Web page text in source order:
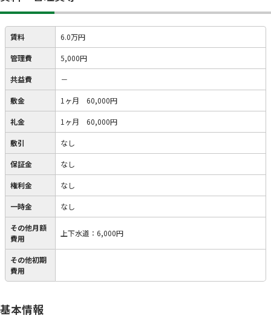
賃料 6.0万円
管理費 5,000円
共益費 －
敷金 1ヶ月 60,000円
礼金 1ヶ月 60,000円
敷引 なし
保証金 なし
権利金 なし
一時金 なし
その他月額
費用
上下水道 ： 6,000円
その他初期
費用
基本情報